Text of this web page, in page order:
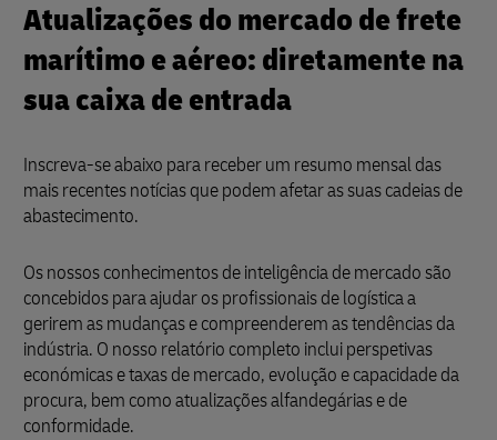
Atualizações do mercado de frete
marítimo e aéreo: diretamente na
sua caixa de entrada
Inscreva-se abaixo para receber um resumo mensal das
mais recentes notícias que podem afetar as suas cadeias de
abastecimento.
Os nossos conhecimentos de inteligência de mercado são
concebidos para ajudar os profissionais de logística a
gerirem as mudanças e compreenderem as tendências da
indústria. O nosso relatório completo inclui perspetivas
económicas e taxas de mercado, evolução e capacidade da
procura, bem como atualizações alfandegárias e de
conformidade.